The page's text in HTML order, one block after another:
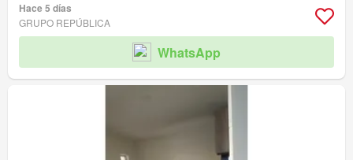
Hace 5 días
GRUPO REPÚBLICA
WhatsApp